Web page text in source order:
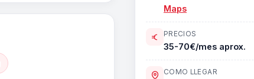
Maps
PRECIOS
35-70€/mes aprox.
COMO LLEGAR